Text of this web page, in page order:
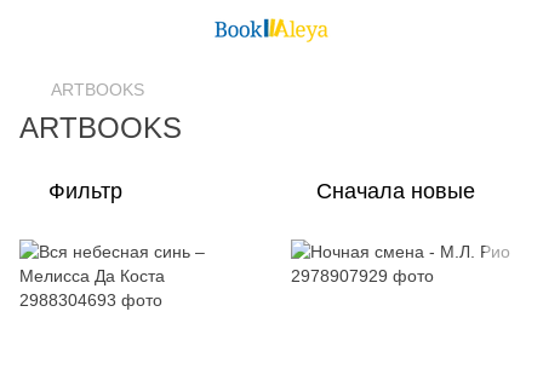
ARTBOOKS
ARTBOOKS
Фильтр Сначала новые